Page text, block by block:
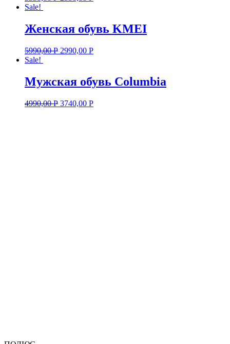
Sale!
Женская обувь KMEI
5990,00Р 2990,00 Р
Sale!
Мужская обувь Columbia
4990,00Р 3740,00 Р